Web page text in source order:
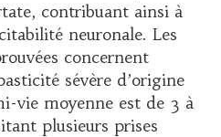
contribuant ainsi à
neuronale. Les
concernent
sévère d’origine
vie moyenne est de 3 à
plusieurs prises